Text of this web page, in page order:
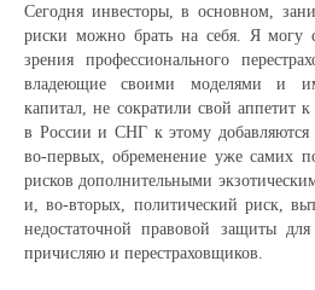
Сегодня инвесторы, в основном,
риски можно брать на себя. Я могу
зрения профессионального
владеющие своими моделями и
капитал, не сократили свой аппетит
в России и СНГ к этому добавляются
во-первых, обременение уже самих
рисков дополнительными
и, во-вторых, политический риск,
недостаточной правовой защиты
причисляю и перестраховщиков.